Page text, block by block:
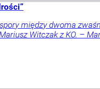
między dwoma
Witczak z KO. –